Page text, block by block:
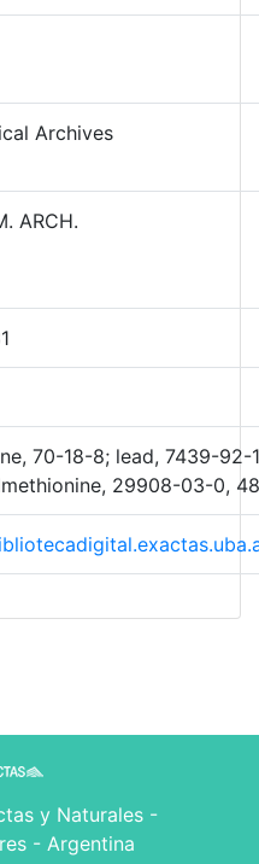
Archives
ARCH.
70-18-8; lead, 7439-
29908-03-0,
y Naturales -
- Argentina